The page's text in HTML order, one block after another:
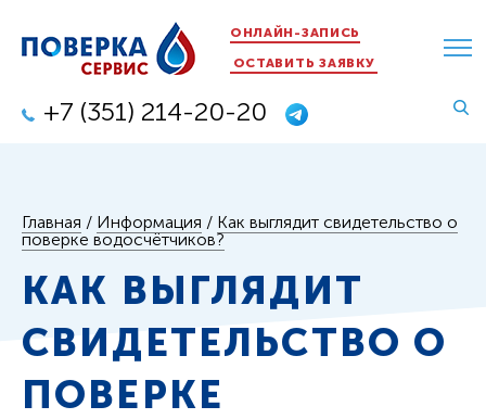
ОНЛАЙН-ЗАПИСЬ
ОСТАВИТЬ ЗАЯВКУ
+7 (351) 214-20-20
Главная / Информация / Как выглядит свидетельство о
поверке водосчётчиков?
КАК ВЫГЛЯДИТ
СВИДЕТЕЛЬСТВО О
ПОВЕРКЕ